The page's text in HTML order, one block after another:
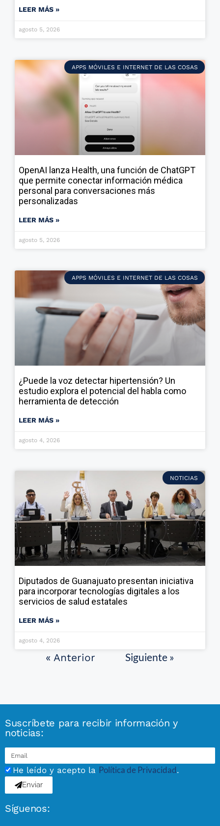
LEER MÁS »
agosto 5, 2026
APPS MÓVILES E INTERNET DE LAS COSAS
OpenAI lanza Health, una función de ChatGPT
que permite conectar información médica
personal para conversaciones más
personalizadas
LEER MÁS »
agosto 5, 2026
APPS MÓVILES E INTERNET DE LAS COSAS
¿Puede la voz detectar hipertensión? Un
estudio explora el potencial del habla como
herramienta de detección
LEER MÁS »
agosto 4, 2026
NOTICIAS
Diputados de Guanajuato presentan iniciativa
para incorporar tecnologías digitales a los
servicios de salud estatales
LEER MÁS »
agosto 4, 2026
« Anterior Siguiente »
Suscríbete para recibir información y
noticias:
He leído y acepto la Política de Privacidad.
Enviar
Síguenos: